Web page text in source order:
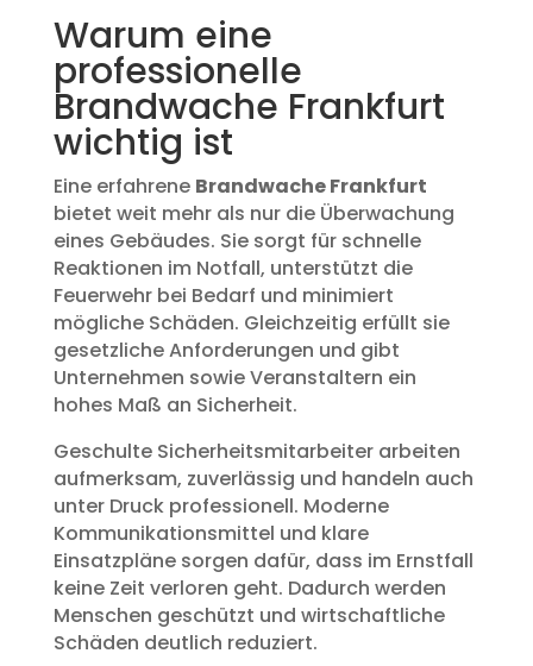
Warum eine
professionelle
Brandwache Frankfurt
wichtig ist
Eine erfahrene Brandwache Frankfurt
bietet weit mehr als nur die Überwachung
eines Gebäudes. Sie sorgt für schnelle
Reaktionen im Notfall, unterstützt die
Feuerwehr bei Bedarf und minimiert
mögliche Schäden. Gleichzeitig erfüllt sie
gesetzliche Anforderungen und gibt
Unternehmen sowie Veranstaltern ein
hohes Maß an Sicherheit.
Geschulte Sicherheitsmitarbeiter arbeiten
aufmerksam, zuverlässig und handeln auch
unter Druck professionell. Moderne
Kommunikationsmittel und klare
Einsatzpläne sorgen dafür, dass im Ernstfall
keine Zeit verloren geht. Dadurch werden
Menschen geschützt und wirtschaftliche
Schäden deutlich reduziert.